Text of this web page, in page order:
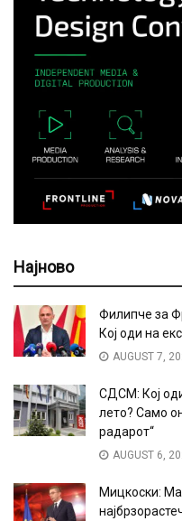
Најново
Филипче за
Кој оди на
AUGUST 7,
СДСМ: Кој
лето? Само
радарот“
AUGUST 6,
Мицкоски: